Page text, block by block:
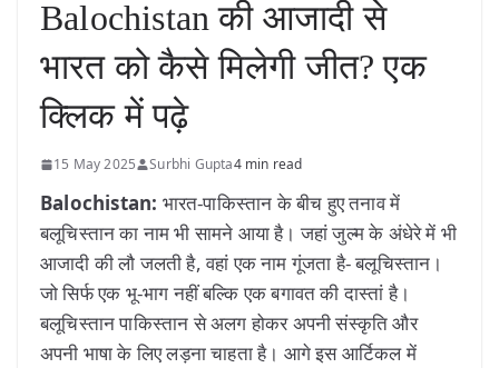
Balochistan की आजादी से
भारत को कैसे मिलेगी जीत? एक
क्लिक में पढ़े
15 May 2025 Surbhi Gupta4 min read
Balochistan: भारत-पाकिस्तान के बीच हुए तनाव में
बलूचिस्तान का नाम भी सामने आया है। जहां जुल्म के अंधेरे में भी
आजादी की लौ जलती है, वहां एक नाम गूंजता है- बलूचिस्तान।
जो सिर्फ एक भू-भाग नहीं बल्कि एक बगावत की दास्तां है।
बलूचिस्तान पाकिस्तान से अलग होकर अपनी संस्कृति और
अपनी भाषा के लिए लड़ना चाहता है। आगे इस आर्टिकल में